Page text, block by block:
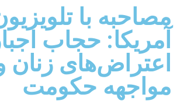
مصاحبه با
آمریکا: حجاب
اعتراض‌های زنان
مواجهه حکومت